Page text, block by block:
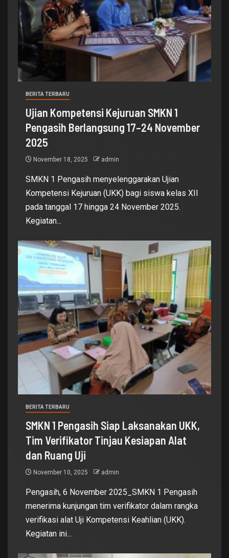
BERITA TERBARU
Ujian Kompetensi Kejuruan SMKN 1
Pengasih Berlangsung 17–24 November
2025
November 18, 2025 admin
SMKN 1 Pengasih menyelenggarakan Ujian
Kompetensi Kejuruan (UKK) bagi siswa kelas XII
pada tanggal 17 hingga 24 November 2025.
Kegiatan...
BERITA TERBARU
SMKN 1 Pengasih Siap Laksanakan UKK,
Tim Verifikator Tinjau Kesiapan Alat
dan Ruang Uji
November 10, 2025 admin
Pengasih, 6 November 2025_SMKN 1 Pengasih
menerima kunjungan tim verifikator dalam rangka
verifikasi alat Uji Kompetensi Keahlian (UKK).
Kegiatan ini...